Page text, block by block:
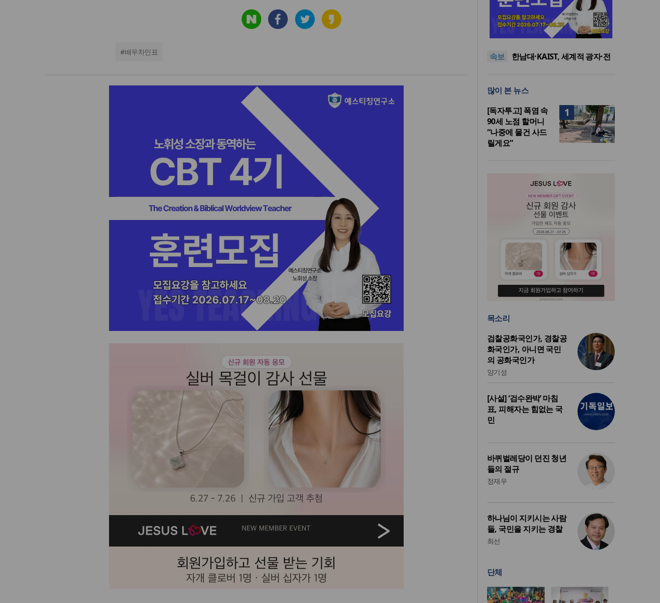
#배우차인표 속보
느헤미야 연합기도회, ‘왕의 기
도’로 나라·한국교회·다음세대
세기총 “자유를 지키며 하나 된
시장 담은 로컬 매거진 ‘포항집’
한남대·KAIST, 세계적 광자·전
도’로 나라·한국교회·다음세대
세기총 “자유를 지키며 하나 된
희망의 미래를 향하여”
많이 본 뉴스
1
[독자투고] 폭염 속
90세 노점 할머니
“나중에 물건 사드
릴게요”
목소리
검찰공화국인가, 경찰공
화국인가, 아니면 국민
의 공화국인가
양기성
[사설] ‘검수완박’ 마침
표, 피해자는 힘없는 국
민
바퀴벌레당이 던진 청년
들의 절규
정재우
하나님이 지키시는 사람
들, 국민을 지키는 경찰
최선
단체